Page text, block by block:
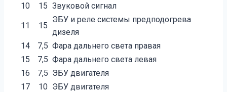
10
15 Звуковой сигнал
11 15
ЭБУ и реле системы предподогрева
дизеля
14
7,5 Фара дальнего света правая
15
7,5 Фара дальнего света левая
16
7,5 ЭБУ двигателя
17
10 ЭБУ двигателя